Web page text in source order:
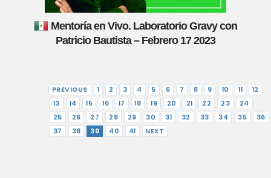
Mentoría en Vivo. Laboratorio Gravy con
Patricio Bautista – Febrero 17 2023
PREVIOUS 1 2 3 4 5 6 7 8 9 10 11
12
13
14 15 16 17 18 19 20 21 22 23
24
25
26 27 28 29 30 31 32 33 34 35
36
37
38 39 40 41 NEXT